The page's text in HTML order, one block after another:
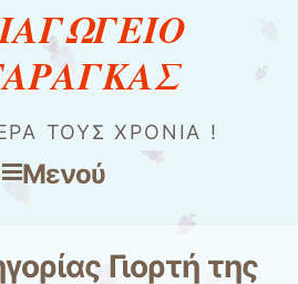
ΤΟΥΣ ΧΡΌΝΙΑ !
Μενού
Γιορτή της